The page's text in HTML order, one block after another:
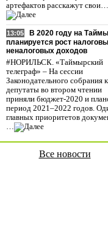
артефактов расскажут свои…
13:05
В 2020 году на
планируется рост
неналоговых доходов
#НОРИЛЬСК. «Таймырский
телеграф» – На сессии
Законодательного собрания
депутаты во втором чтении
приняли бюджет-2020 и
период 2021–2022 годов.
главных приоритетов
…
Все новости